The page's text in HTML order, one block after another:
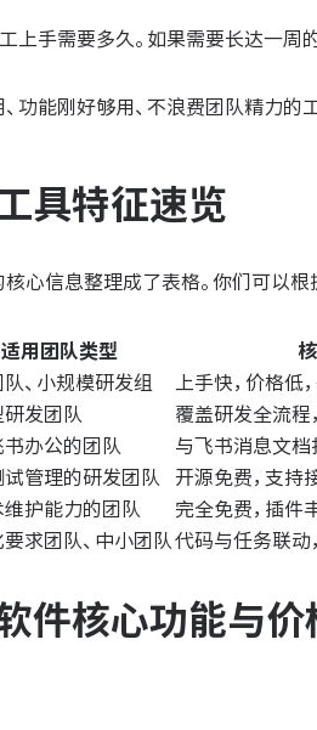
上手需要多久。如果需要长达一周
功能刚好够用、不浪费团队精力的
具特征速览
心信息整理成了表格。你们可以根
适用团队类型
、小规模研发组
上手快，价格低
发团队
覆盖研发全流程
办公的团队
与飞书消息文档
试管理的研发团队
开源免费，支持
维护能力的团队
完全免费，插件
要求团队、中小团队 代码与任务联动
件核心功能与